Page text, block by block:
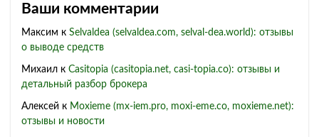
Ваши комментарии
Максим к Selvaldea (selvaldea.com, selval-dea.world): отзывы
о выводе средств
Михаил к Casitopia (casitopia.net, casi-topia.co): отзывы и
детальный разбор брокера
Алексей к Moxieme (mx-iem.pro, moxi-eme.co, moxieme.net):
отзывы и новости